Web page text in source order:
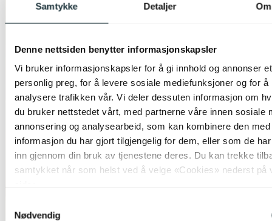
Samtykke Detaljer Om
Denne nettsiden benytter informasjonskapsler
Vi bruker informasjonskapsler for å gi innhold og annonser et
personlig preg, for å levere sosiale mediefunksjoner og for å
analysere trafikken vår. Vi deler dessuten informasjon om
du bruker nettstedet vårt, med partnerne våre innen sosiale
annonsering og analysearbeid, som kan kombinere den med
informasjon du har gjort tilgjengelig for dem, eller som de
inn gjennom din bruk av tjenestene deres. Du kan trekke
samtykket når som helst ved å velge «Cookies» nederst på
Nødvendig